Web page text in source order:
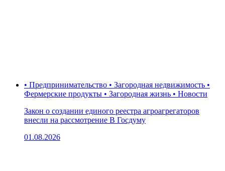
• Предпринимательство • Загородная недвижимость •
Фермерские продукты • Загородная жизнь • Новости
Закон о создании единого реестра агроагрегаторов
внесли на рассмотрение В Госдуму
01.08.2026